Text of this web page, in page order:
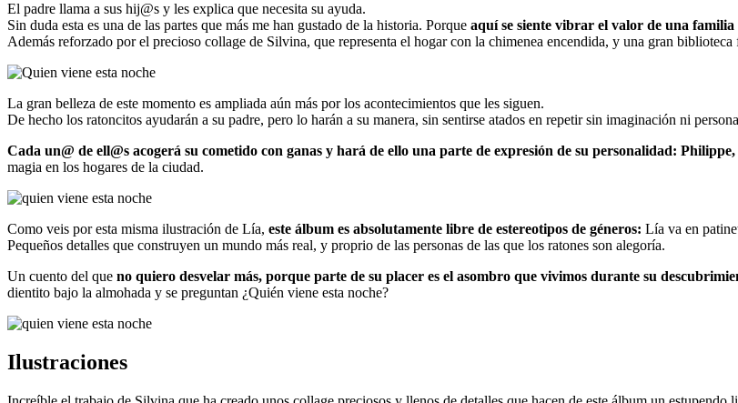
El padre llama a sus hij@s y les explica que necesita su ayuda.
Sin duda esta es una de las partes que más me han gustado de la historia. Porque aquí se siente vibrar el valor de una
Además reforzado por el precioso collage de Silvina, que representa el hogar con la chimenea encendida, y una gran biblioteca
La gran belleza de este momento es ampliada aún más por los acontecimientos que les siguen.
De hecho los ratoncitos ayudarán a su padre, pero lo harán a su manera, sin sentirse atados en repetir sin imaginación ni
Cada un@ de ell@s acogerá su cometido con ganas y hará de ello una parte de expresión de su personalidad:
magia en los hogares de la ciudad.
Como veis por esta misma ilustración de Lía, este álbum es absolutamente libre de estereotipos de géneros: Lía va en
Pequeños detalles que construyen un mundo más real, y proprio de las personas de las que los ratones son alegoría.
Un cuento del que no quiero desvelar más, porque parte de su placer es el asombro que vivimos durante su
dientito bajo la almohada y se preguntan ¿Quién viene esta noche?
Ilustraciones